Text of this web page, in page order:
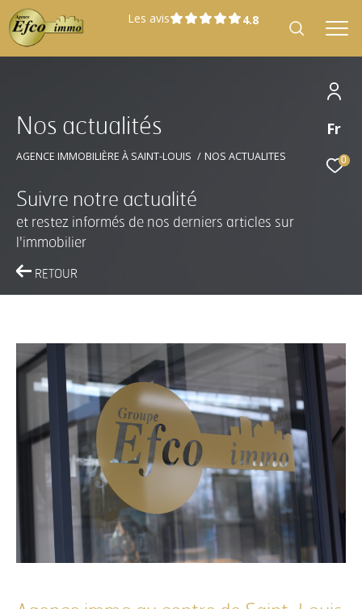
Fr
0
Les avis
Nos actua ités
AGENCE IMMOBILIÈRE À SAINT-LOUIS NOS ACTUALITES
Suivre notre actualité
et restez informés de nos derniers articles sur
l'immobilier
RETOUR
Effectuer une recherche
et trouver le bien qui correspond à vos
Type
d'offre
Vente
Type
de
Type de bien
Localisation
Référence